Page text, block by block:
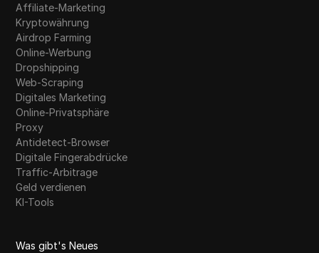
Affiliate-Marketing
Kryptowährung
Airdrop Farming
Online-Werbung
Dropshipping
Web-Scraping
Digitales Marketing
Online-Privatsphäre
Proxy
Antidetect-Browser
Digitale Fingerabdrücke
Traffic-Arbitrage
Geld verdienen
KI-Tools
Was gibt's Neues